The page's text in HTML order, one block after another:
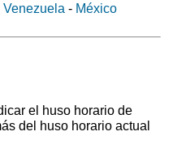
Venezuela - México
el huso horario de
del huso horario actual